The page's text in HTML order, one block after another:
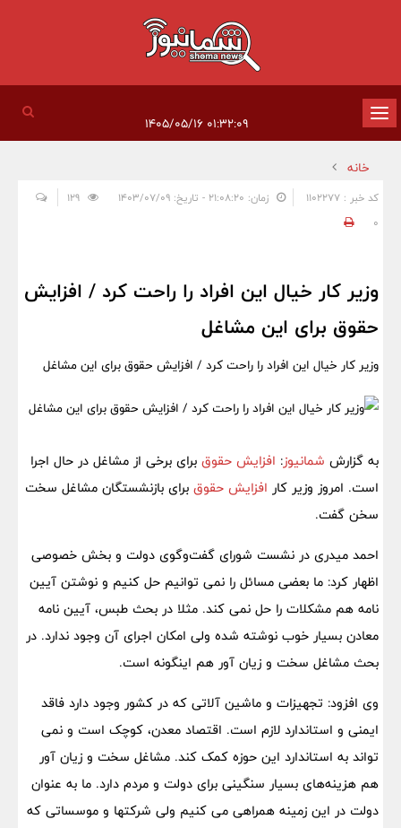
تغییر
وضعیت
ناوبری
خانه
کد خبر : 1102277 زمان: ۲۱:۰۸:۲۰ - تاریخ: ۱۴۰۳/۰۷/۰۹
0
وزیر کار خیال این افراد را راحت کرد / افزایش
حقوق برای این مشاغل
وزیر کار خیال این افراد را راحت کرد / افزایش حقوق برای این مشاغل
به گزارش شمانیوز: افزایش حقوق برای برخی از مشاغل در حال اجرا
است. امروز وزیر کار افزایش حقوق برای بازنشستگان مشاغل سخت
سخن گفت.
احمد میدری در نشست شورای گفت‌وگوی دولت و بخش خصوصی
اظهار کرد: ما بعضی مسائل را نمی توانیم حل کنیم و نوشتن آیین
نامه هم مشکلات را حل نمی کند. مثلا در بحث طبس، آیین نامه
معادن بسیار خوب نوشته شده ولی امکان اجرای آن وجود ندارد. در
بحث مشاغل سخت و زیان آور هم اینگونه است.
وی افزود: تجهیزات و ماشین آلاتی که در کشور وجود دارد فاقد
ایمنی و استاندارد لازم است. اقتصاد معدن، کوچک است و نمی
تواند به استاندارد این حوزه کمک کند. مشاغل سخت و زیان آور
هم هزینه‌های بسیار سنگینی برای دولت و مردم دارد. ما به عنوان
دولت در این زمینه همراهی می کنیم ولی شرکتها و موسساتی که